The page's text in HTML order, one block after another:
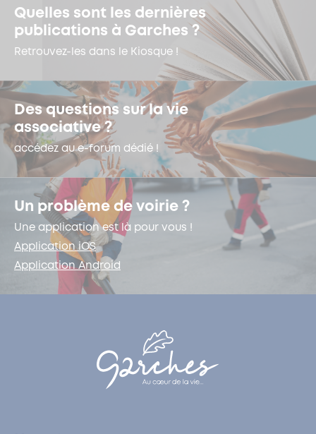
Quelles sont les dernières
publications à Garches ?
Retrouvez-les dans le Kiosque !
Des questions sur la vie
associative ?
accédez au e-forum dédié !
Un problème de voirie ?
Une application est là pour vous !
Application iOS
Application Android